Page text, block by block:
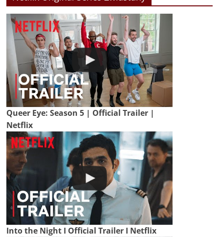
Queer Eye: Season 5 | Official Trailer |
Netflix
Into the Night I Official Trailer I Netflix